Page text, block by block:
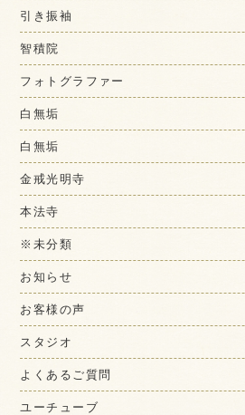
引き振袖
智積院
フォトグラファー
白無垢
白無垢
金戒光明寺
本法寺
※未分類
お知らせ
お客様の声
スタジオ
よくあるご質問
ユーチューブ